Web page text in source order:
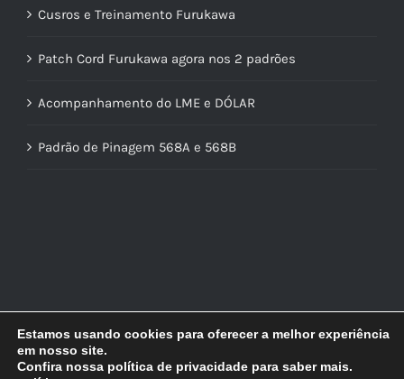
Cusros e Treinamento Furukawa
Patch Cord Furukawa agora nos 2 padrões
Acompanhamento do LME e DÓLAR
Padrão de Pinagem 568A e 568B
Estamos usando cookies para oferecer a melhor experiência
em nosso site.
Confira nossa política de privacidade para saber mais.